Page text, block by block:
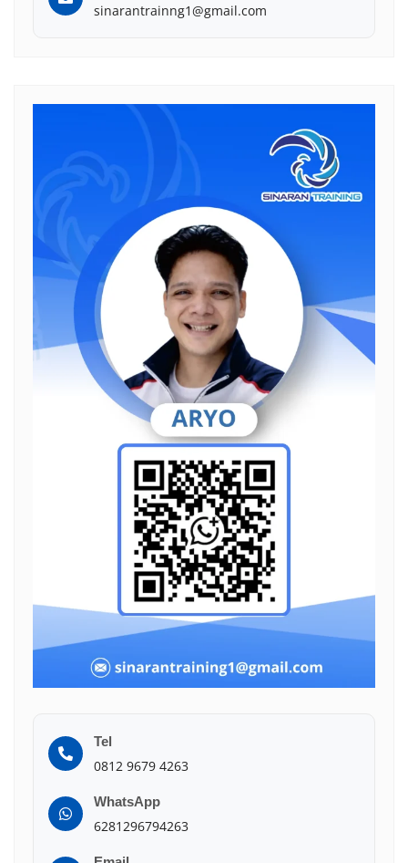
sinarantrainng1@gmail.com
Tel
0812 9679 4263
WhatsApp
6281296794263